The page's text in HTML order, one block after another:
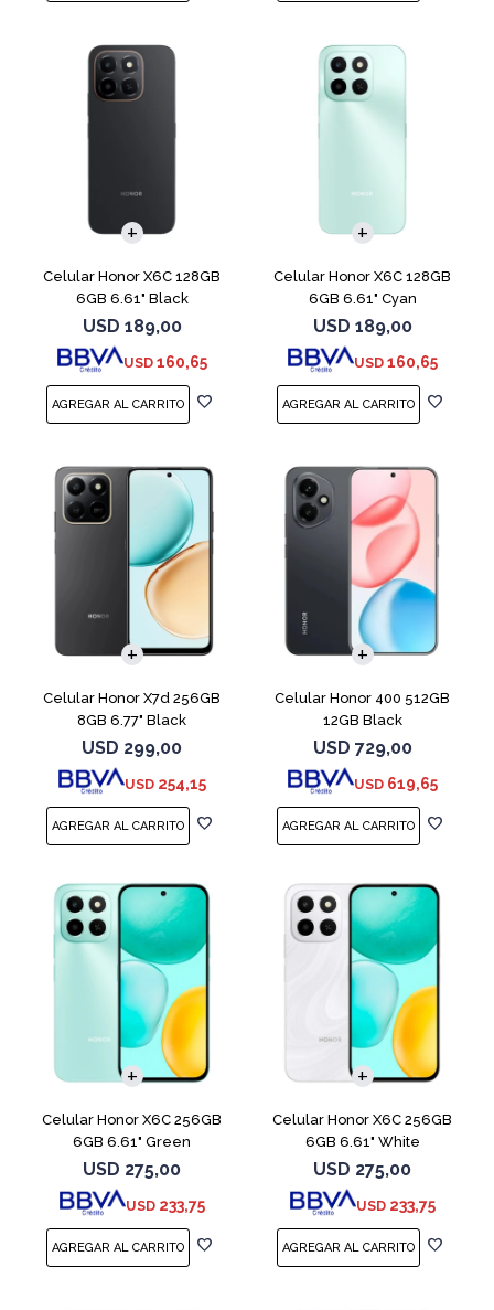
Celular Honor X6C 128GB
6GB 6.61" Black
USD 189,00
USD 160,65
COMPARAR
Celular Honor X6C 128GB
6GB 6.61" Cyan
USD 189,00
USD 160,65
COMPARAR
Celular Honor X7d 256GB
8GB 6.77" Black
USD 299,00
USD 254,15
COMPARAR
Celular Honor 400 512GB
12GB Black
USD 729,00
USD 619,65
COMPARAR
Celular Honor X6C 256GB
6GB 6.61" Green
USD 275,00
USD 233,75
COMPARAR
Celular Honor X6C 256GB
6GB 6.61" White
USD 275,00
USD 233,75
COMPARAR